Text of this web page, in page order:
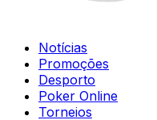
Notícias
Promoções
Desporto
Poker Online
Torneios